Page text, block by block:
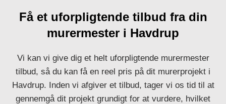
Få et uforpligtende tilbud fra din
murermester i Havdrup
Vi kan vi give dig et helt uforpligtende murermester
tilbud, så du kan få en reel pris på dit murerprojekt i
Havdrup. Inden vi afgiver et tilbud, tager vi os tid til at
gennemgå dit projekt grundigt for at vurdere, hvilket